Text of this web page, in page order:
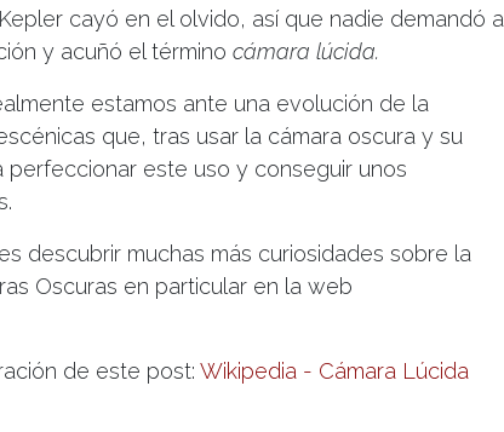
cayó en el olvido, así que nadie demandó a
y acuñó el término cámara lúcida.
estamos ante una evolución de la
que, tras usar la cámara oscura y su
perfeccionar este uso y conseguir unos
descubrir muchas más curiosidades sobre la
Oscuras en particular en la web
de este post: Wikipedia - Cámara Lúcida